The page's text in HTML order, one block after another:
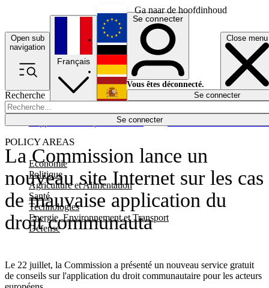
Ga naar de hoofdinhoud
Open sub
navigation
Close menu
Recherche
Se connecter
POLICY AREAS
Economie
Politique
Agriculture et Alimentation
Santé
Technologies
Energie, Environnement et Transport
Défense
Économie
Français
English
Deutsch
Español
Se connecter
Vous êtes déconnecté.
Se connecter
La Commission lance un
nouveau site Internet sur les cas
de mauvaise application du
droit communauta
Le 22 juillet, la Commission a présenté un nouveau service gratuit
de conseils sur l'application du droit communautaire pour les acteurs